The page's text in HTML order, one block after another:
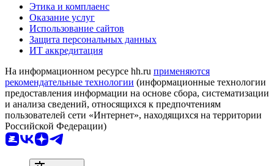
Этика и комплаенс
Оказание услуг
Использование сайтов
Защита персональных данных
ИТ аккредитация
На информационном ресурсе hh.ru применяются
рекомендательные технологии (информационные технологии
предоставления информации на основе сбора, систематизации
и анализа сведений, относящихся к предпочтениям
пользователей сети «Интернет», находящихся на территории
Российской Федерации)